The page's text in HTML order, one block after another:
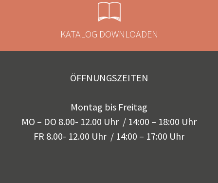
KATALOG DOWNLOADEN
ÖFFNUNGSZEITEN
Montag bis Freitag
MO – DO 8.00- 12.00 Uhr / 14:00 – 18:00 Uhr
FR 8.00- 12.00 Uhr / 14:00 – 17:00 Uhr